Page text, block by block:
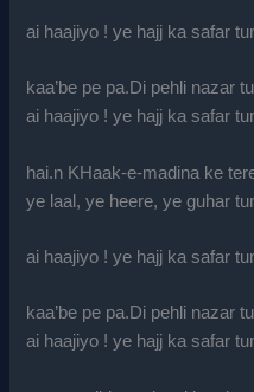
ai haajiyo ! ye hajj ka safar
kaa’be pe pa.Di pehli nazar
ai haajiyo ! ye hajj ka safar
hai.n KHaak-e-madina ke
ye laal, ye heere, ye guhar
ai haajiyo ! ye hajj ka safar
kaa’be pe pa.Di pehli nazar
ai haajiyo ! ye hajj ka safar